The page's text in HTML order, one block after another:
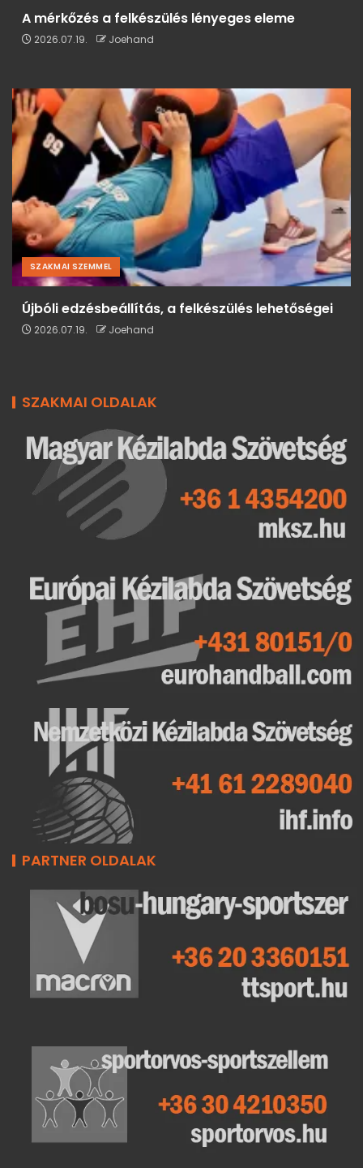
A mérkőzés a felkészülés lényeges eleme
2026.07.19. Joehand
SZAKMAI SZEMMEL
Újbóli edzésbeállítás, a felkészülés lehetőségei
2026.07.19. Joehand
SZAKMAI OLDALAK
PARTNER OLDALAK